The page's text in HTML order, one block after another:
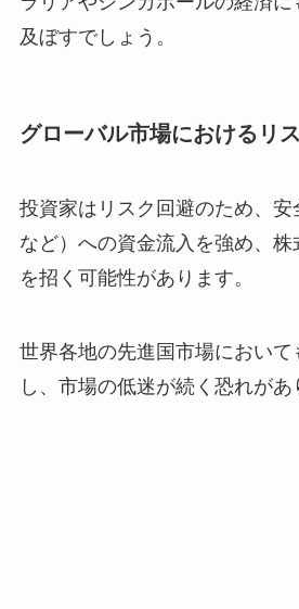
及ぼすでしょう。
グローバル市場におけるリ
投資家はリスク回避のため、安
など）への資金流入を強め、株
を招く可能性があります。
世界各地の先進国市場において
し、市場の低迷が続く恐れがあ